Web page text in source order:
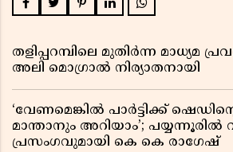
തളിപ്പറമ്പിലെ മുതിർന്ന മാധ്യമ
അലി മൊഗ്രാൽ നിര്യാതനായി
‘വേണമെങ്കിൽ പാർട്ടിക്ക്
മാന്താനും അറിയാം’; പയ്യന്നൂരിൽ
പ്രസംഗവുമായി കെ കെ രാഗേഷ്